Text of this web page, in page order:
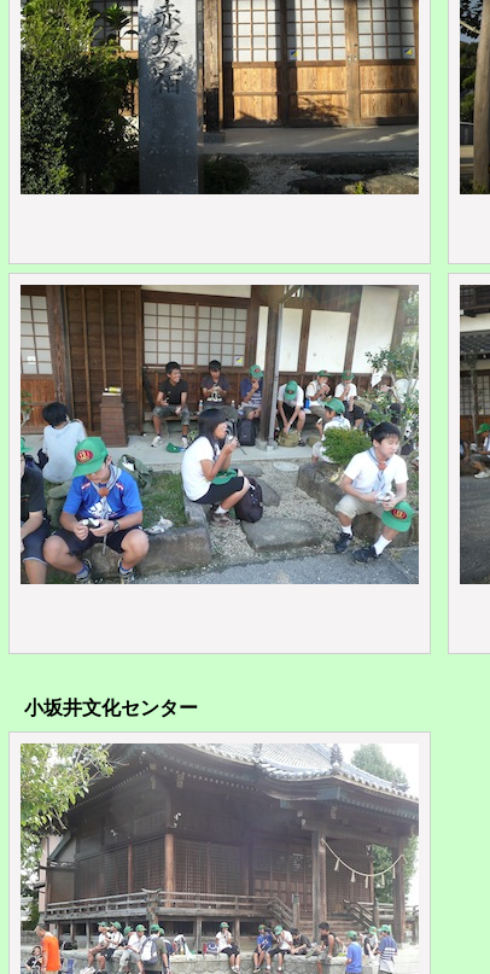
小坂井文化センター